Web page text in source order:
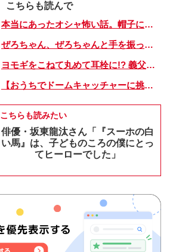
こちらも読んで
本当にあったオシャ怖い話。帽子に折れ線を付けないように、上手に収納するには？【40代ママのキレイをアップデート・35】
ぜろちゃん、ぜろちゃんと手を振ってくれる子どもたち。一生通い続けたい！ニコニコ保育園【今日のたやちゃん・70】
ヨモギをこねて丸めて耳栓に!? 義父マキオさんの子ども時代の川遊び【しぶしぶ同居したら義父が最高だった件・26】
【おうちでドームキャッチャーに挑戦だ】アンパンマン わくわくドームキャッチャー
こちらも読みたい
俳優・坂東龍汰さん「『スーホの白
い馬』は、子どものころの僕にとっ
てヒーローでした」